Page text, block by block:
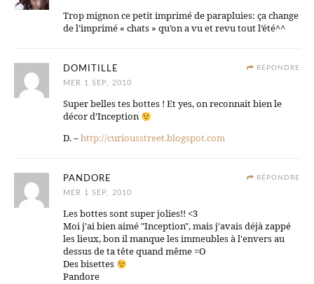
Trop mignon ce petit imprimé de parapluies: ça change
de l’imprimé « chats » qu’on a vu et revu tout l’été^^
RÉPONDRE
DOMITILLE
MER 1 SEP, 2010
Super belles tes bottes ! Et yes, on reconnait bien le
décor d’Inception
D. –http://curiousstreet.blogspot.com
RÉPONDRE
PANDORE
MER 1 SEP, 2010
Les bottes sont super jolies!! <3
Moi j'ai bien aimé "Inception", mais j'avais déjà zappé
les lieux, bon il manque les immeubles à l'envers au
dessus de ta tête quand même =O
Des bisettes
Pandore